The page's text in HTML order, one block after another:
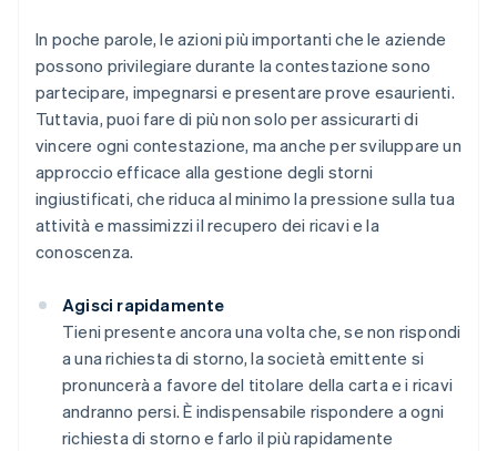
In poche parole, le azioni più importanti che le aziende
possono privilegiare durante la contestazione sono
partecipare, impegnarsi e presentare prove esaurienti.
Tuttavia, puoi fare di più non solo per assicurarti di
vincere ogni contestazione, ma anche per sviluppare un
approccio efficace alla gestione degli storni
ingiustificati, che riduca al minimo la pressione sulla tua
attività e massimizzi il recupero dei ricavi e la
conoscenza.
Agisci rapidamente
Tieni presente ancora una volta che, se non rispondi
a una richiesta di storno, la società emittente si
pronuncerà a favore del titolare della carta e i ricavi
andranno persi. È indispensabile rispondere a ogni
richiesta di storno e farlo il più rapidamente